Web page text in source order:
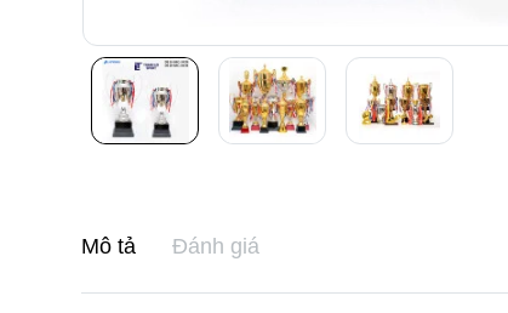
Mô tả Đánh giá